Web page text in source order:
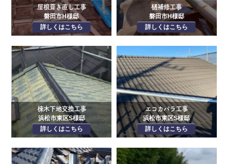
屋根葺き直し工事
磐田市H様邸
詳しくはこちら
樋補修工事
磐田市H様邸
詳しくはこちら
棟木下地交換工事
浜松市東区S様邸
詳しくはこちら
エコカパラ工事
浜松市東区S様邸
詳しくはこちら